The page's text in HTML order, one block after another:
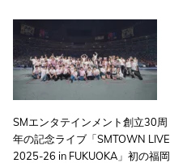
SMエンタテインメント創立30周
年の記念ライブ「SMTOWN LIVE
2025-26 in FUKUOKA」初の福岡